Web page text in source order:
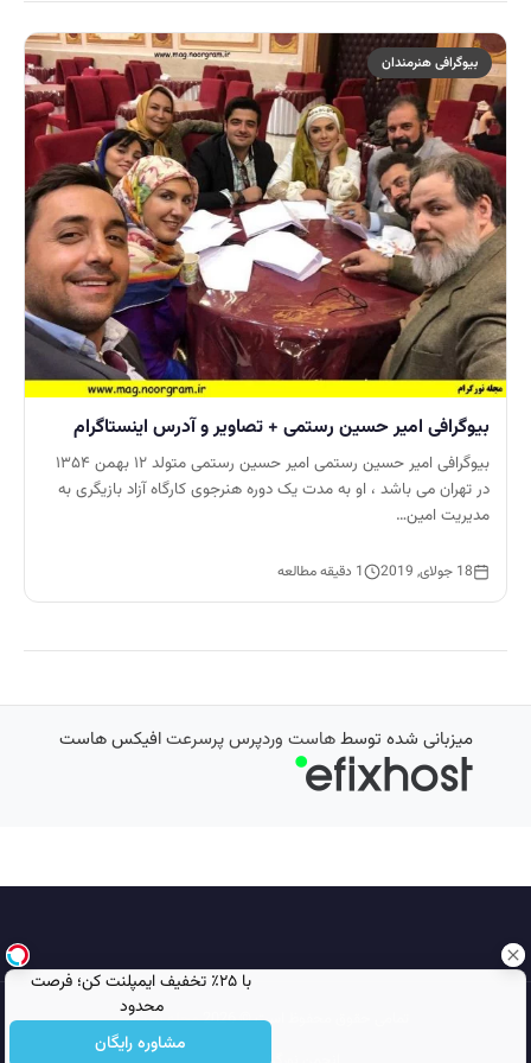
با ۲۵٪ تخفیف ایمپلنت کن؛ فرصت
محدود
مشاوره رایگان
بیوگرافی هنرمندان
بیوگرافی امیر حسین رستمی + تصاویر و آدرس اینستاگرام
بیوگرافی امیر حسین رستمی امیر حسین رستمی متولد ۱۲ بهمن ۱۳۵۴
در تهران می باشد ، او به مدت یک دوره هنرجوی کارگاه آزاد بازیگری به
مدیریت امین…
18 جولای, 2019 1 دقیقه مطالعه
میزبانی شده توسطهاست وردپرس پرسرعتافیکس هاست
تمامی حقوق محفوظ است © 2026
مجله نورگرام